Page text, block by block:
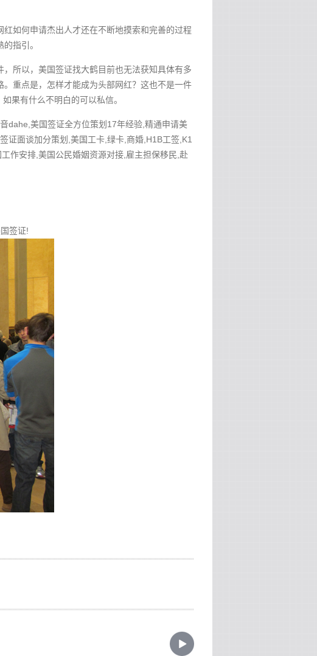
如何申请杰出人才还在不断地摸索和完善的过程
指引。
所以，美国签证找大鹤目前也无法获知具体有多
重点是，怎样才能成为头部网红？这也不是一件
果有什么不明白的可以私信。
dahe,美国签证全方位策划17年经验,精通申请美
证面谈加分策划,美国工卡,绿卡,商婚,H1B工签,K1
作安排,美国公民婚姻资源对接,雇主担保移民,赴
签证!